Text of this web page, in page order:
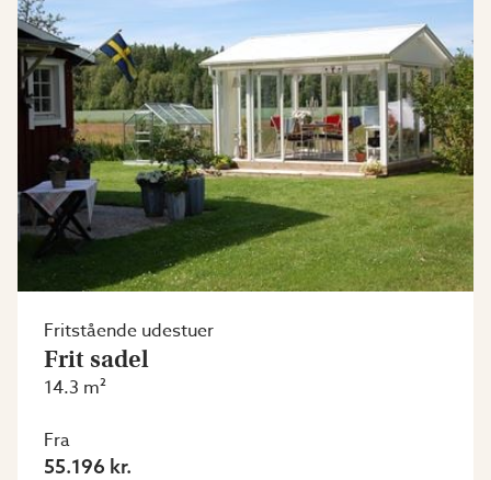
Fritstående udestuer
Frit sadel
14.3 m²
Fra
55.196 kr.